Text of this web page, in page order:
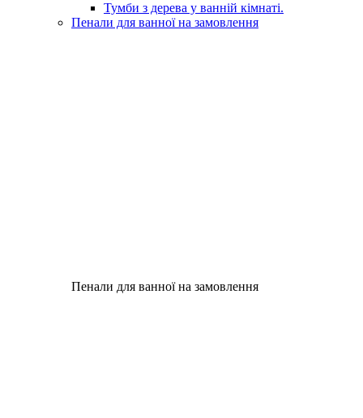
Тумби з дерева у ванній кімнаті.
Пенали для ванної на замовлення
Пенали для ванної на замовлення